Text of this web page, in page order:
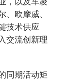
、欧摩威、
技术供应
交流创新理
同期活动矩